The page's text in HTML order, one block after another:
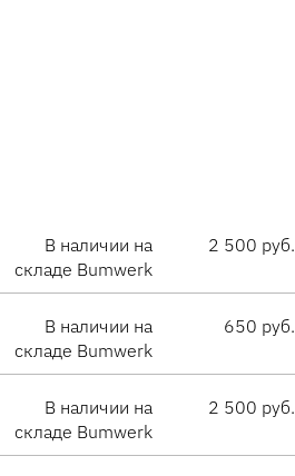
В наличии на
складе Bumwerk
2 500 руб.
В наличии на
складе Bumwerk
650 руб.
В наличии на
складе Bumwerk
2 500 руб.